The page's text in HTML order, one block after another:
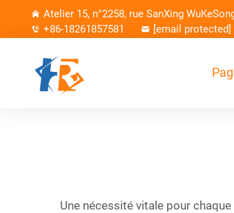
Atelier 15, n°2258, rue SanXing
+86-18261857581
[email protected]
Une nécessité vitale pour